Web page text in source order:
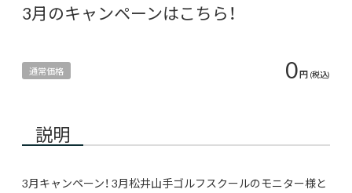
3月のキャンペーンはこちら！
通常価格 0円 (税込)
説明
3月キャンペーン！ 3月松井山手ゴルフスクールのモニター様と